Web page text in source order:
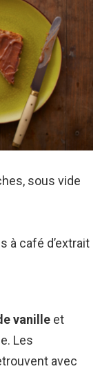
sous vide
à café d’extrait
vanille et
Les
avec